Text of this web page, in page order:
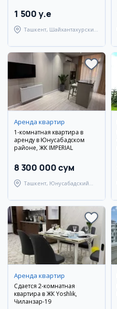
1 500 y.e
Ташкент, Шайхантахурский
Аренда квартир
1-комнатная квартира в
аренду в Юнусабадском
районе, ЖК IMPERIAL
8 300 000 сум
Ташкент, Юнусабадский
Аренда квартир
Сдается 2-комнатная
квартира в ЖК Yoshlik,
Чиланзар-19